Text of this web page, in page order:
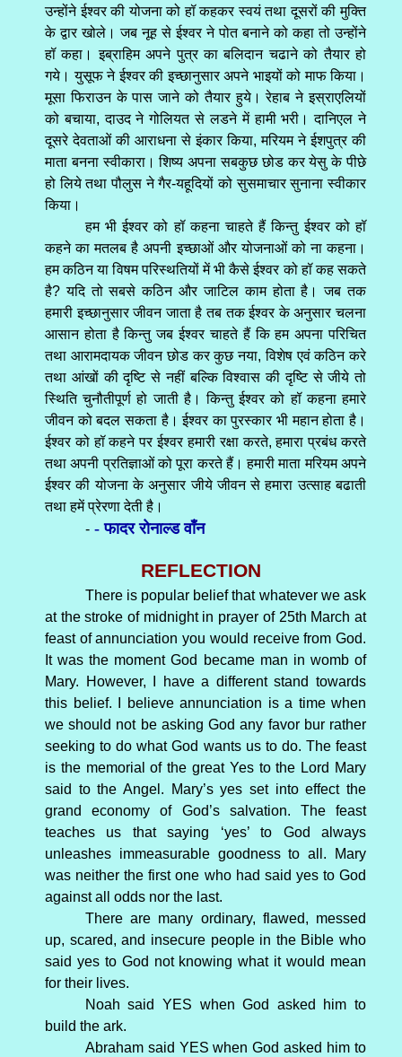
उन्होंने ईश्वर की योजना को हॉ कहकर स्वयं तथा दूसरों की मुक्ति
के द्वार खोले। जब नूह से ईश्वर ने पोत बनाने को कहा तो उन्होंने
हॉ कहा। इब्राहिम अपने पुत्र का बलिदान चढाने को तैयार हो
गये। युसूफ ने ईश्वर की इच्छानुसार अपने भाइयों को माफ किया।
मूसा फिराउन के पास जाने को तैयार हुये। रेहाब ने इस्राएलियों
को बचाया, दाउद ने गोलियत से लडने में हामी भरी। दानिएल ने
दूसरे देवताओं की आराधना से इंकार किया, मरियम ने ईशपुत्र की
माता बनना स्वीकारा। शिष्य अपना सबकुछ छोड कर येसु के पीछे
हो लिये तथा पौलुस ने गैर-यहूदियों को सुसमाचार सुनाना स्वीकार
किया।
हम भी ईश्वर को हॉ कहना चाहते हैं किन्तु ईश्वर को हॉ
कहने का मतलब है अपनी इच्छाओं और योजनाओं को ना कहना।
हम कठिन या विषम परिस्थतियों में भी कैसे ईश्वर को हॉ कह सकते
है? यदि तो सबसे कठिन और जाटिल काम होता है। जब तक
हमारी इच्छानुसार जीवन जाता है तब तक ईश्वर के अनुसार चलना
आसान होता है किन्तु जब ईश्वर चाहते हैं कि हम अपना परिचित
तथा आरामदायक जीवन छोड कर कुछ नया, विशेष एवं कठिन करे
तथा आंखों की दृष्टि से नहीं बल्कि विश्वास की दृष्टि से जीये तो
स्थिति चुनौतीपूर्ण हो जाती है। किन्तु ईश्वर को हॉ कहना हमारे
जीवन को बदल सकता है। ईश्वर का पुरस्कार भी महान होता है।
ईश्वर को हॉ कहने पर ईश्वर हमारी रक्षा करते, हमारा प्रबंध करते
तथा अपनी प्रतिज्ञाओं को पूरा करते हैं। हमारी माता मरियम अपने
ईश्वर की योजना के अनुसार जीये जीवन से हमारा उत्साह बढाती
तथा हमें प्रेरणा देती है।
-- फादर रोनाल्ड वाँन
REFLECTION
There is popular belief that whatever we ask
at the stroke of midnight in prayer of 25th March at
feast of annunciation you would receive from God.
It was the moment God became man in womb of
Mary. However, I have a different stand towards
this belief. I believe annunciation is a time when
we should not be asking God any favor bur rather
seeking to do what God wants us to do. The feast
is the memorial of the great Yes to the Lord Mary
said to the Angel. Mary’s yes set into effect the
grand economy of God’s salvation. The feast
teaches us that saying ‘yes’ to God always
unleashes immeasurable goodness to all. Mary
was neither the first one who had said yes to God
against all odds nor the last.
There are many ordinary, flawed, messed
up, scared, and insecure people in the Bible who
said yes to God not knowing what it would mean
for their lives.
Noah said YES when God asked him to
build the ark.
Abraham said YES when God asked him to